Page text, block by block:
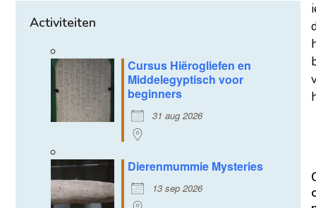
Activiteiten
Cursus Hiërogliefen en
Middelegyptisch voor
beginners
31 aug 2026
Dierenmummie Mysteries
13 sep 2026